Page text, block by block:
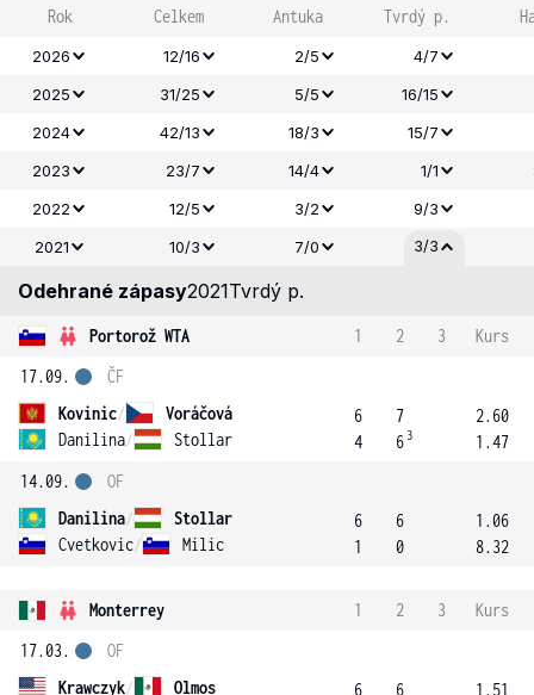
Rok Celkem Antuka Tvrdý p.
2026 12/16 2/5
4/7
2025
31/25 5/5 16/15
2024
42/13 18/3 15/7
2023
23/7 14/4 1/1
2022
12/5 3/2
9/3
2021
10/3 7/0 3/3
Odehrané zápasy2021Tvrdý p.
Portorož WTA 1 2 3
Kurs
17.09.
Kovinic/
Voráčová
Danilina/ Stollar
ČF
6
4
7
6 3
2.60
1.47
14.09.
Danilina/
Stollar
Cvetkovic/ Milic
OF
6
1
6
0
1.06
8.32
Monterrey 1 2 3
Kurs
17.03.
Krawczyk/
Olmos
OF
6
6
1.51